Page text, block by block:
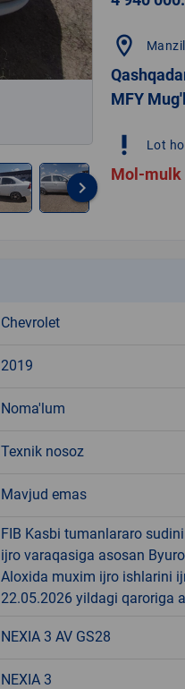
keyboard_arrow_right
location_on
MFY
priority_high Lot
Mol-mulk
Chevrolet
2019
Noma'lum
Texnik nosoz
Mavjud emas
FIB Kasbi tumanlararo
ijro varaqasiga asosan
Aloxida muxim ijro ishlarini
22.05.2026 yildagi qaroriga
NEXIA 3 AV GS28
NEXIA 3